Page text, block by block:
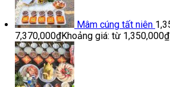
Mâm cúng tất niên
7,370,000₫Khoảng giá: từ